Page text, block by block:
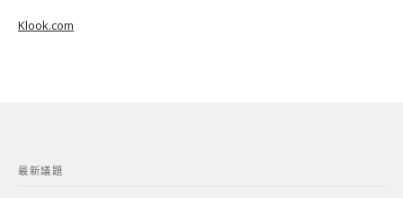
Klook.com
最新議題